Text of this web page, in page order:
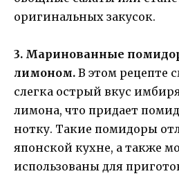
оригинальных закусок.
3. Маринованные
лимоном. В этом рецепте
слегка острый вкус
лимона, что придает
нотку. Такие помидоры
японской кухне, а также
использованы для